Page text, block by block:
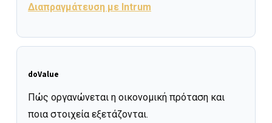
Διαπραγμάτευση με Intrum
doValue
Πώς οργανώνεται η οικονομική πρόταση και
ποια στοιχεία εξετάζονται.